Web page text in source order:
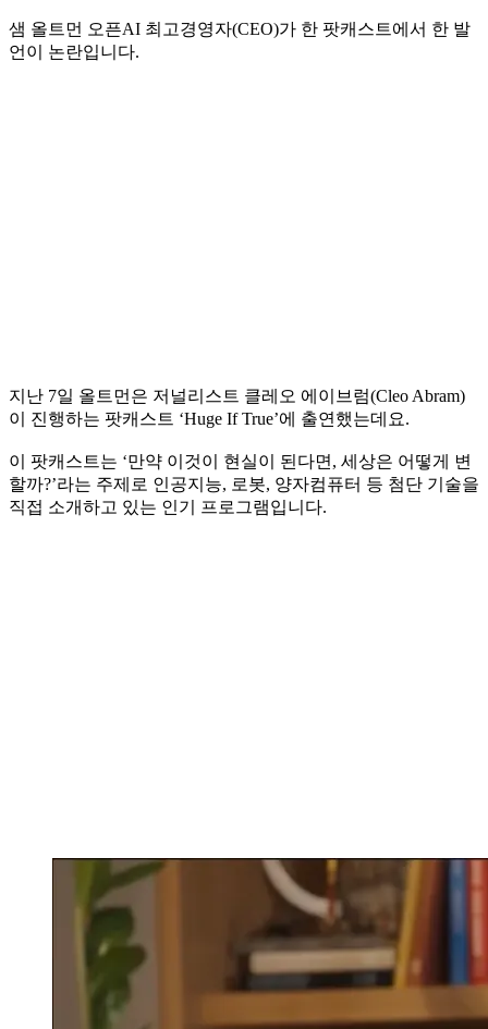
샘 올트먼 오픈AI 최고경영자(CEO)가 한 팟캐스트에서 한 발
언이 논란입니다.
지난 7일 올트먼은 저널리스트 클레오 에이브럼(Cleo Abram)
이 진행하는 팟캐스트 ‘Huge If True’에 출연했는데요.
이 팟캐스트는 ‘만약 이것이 현실이 된다면, 세상은 어떻게 변
할까?’라는 주제로 인공지능, 로봇, 양자컴퓨터 등 첨단 기술을
직접 소개하고 있는 인기 프로그램입니다.